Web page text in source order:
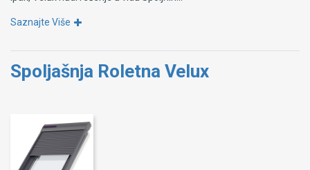
Saznajte Više
Spoljašnja Roletna Velux